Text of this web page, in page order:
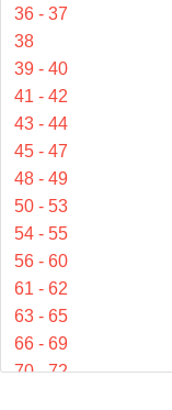
36 - 37
38
39 - 40
41 - 42
43 - 44
45 - 47
48 - 49
50 - 53
54 - 55
56 - 60
61 - 62
63 - 65
66 - 69
70 - 72